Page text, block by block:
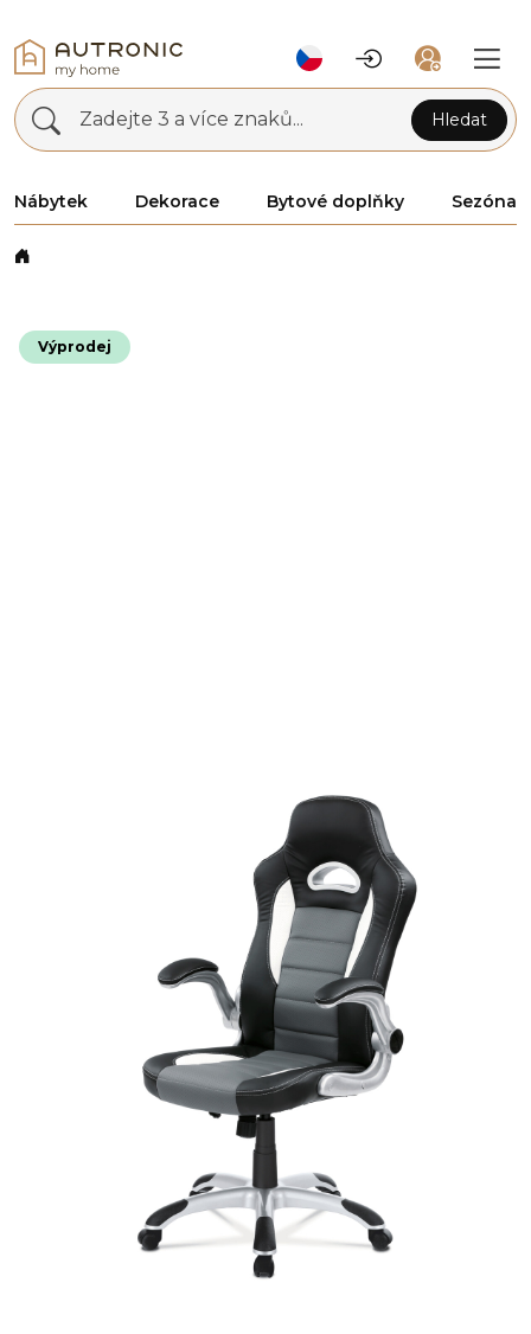
Zadejte 3 a více znaků... Hledat
Nábytek Dekorace Bytové doplňky Sezóna
Výprodej